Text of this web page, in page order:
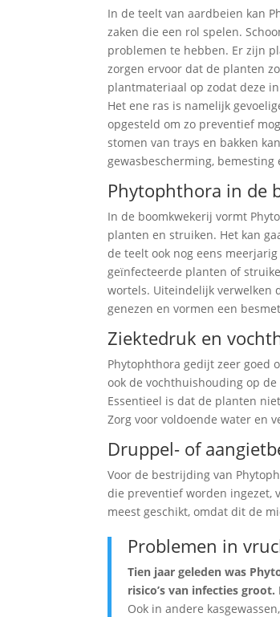
In de teelt van aardbeien kan
zaken die een rol spelen.
problemen te hebben. Er zijn
zorgen ervoor dat de planten
plantmateriaal op zodat deze
Het ene ras is namelijk
opgesteld om zo preventief
stomen van trays en bakken
gewasbescherming,
Phytophthora in de
In de boomkwekerij vormt
planten en struiken. Het kan
de teelt ook nog eens
geïnfecteerde planten of
wortels. Uiteindelijk verwelken
genezen en vormen een
Ziektedruk en
Phytophthora gedijt zeer goed
ook de vochthuishouding op
Essentieel is dat de planten
Zorg voor voldoende water en
Druppel- of
Voor de bestrijding van
die preventief worden ingezet,
meest geschikt, omdat dit de
Problemen in
Tien jaar geleden was
risico’s van infecties
Ook in andere